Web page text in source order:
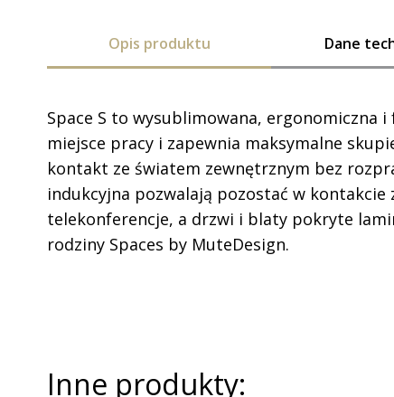
Opis produktu Dane
Space S to wysublimowana,
miejsce pracy i zapewnia maksymalne
kontakt ze światem zewnętrznym bez
indukcyjna pozwalają pozostać w
telekonferencje, a drzwi i blaty pokryte
rodziny Spaces by MuteDesign.
Inne produkty: